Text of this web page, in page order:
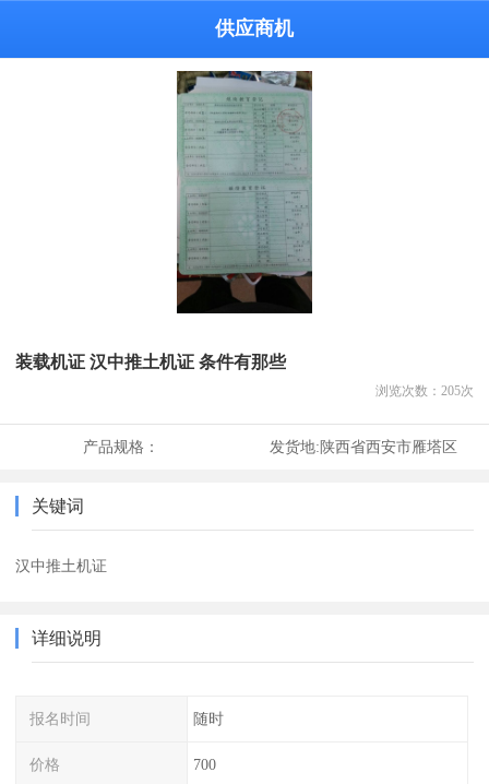
供应商机
装载机证 汉中推土机证 条件有那些
浏览次数： 205次
产品规格： 发货地:陕西省西安市雁塔区
关键词
汉中推土机证
详细说明
报名时间 随时
价格 700